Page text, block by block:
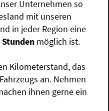
Unternehmen so
mit unseren
in jeder Region eine
möglich ist.
Kilometerstand, das
an. Nehmen
ihnen gerne ein